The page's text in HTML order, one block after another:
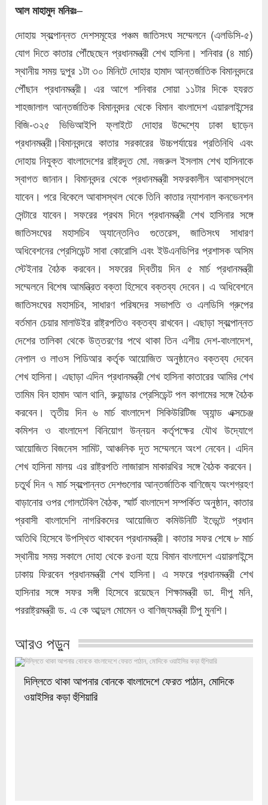
আল মাহামুদ মনিরঃ–
দোহায় স্বল্পোন্নত দেশসমূহের পঞ্চম জাতিসংঘ সম্মেলনে (এলডিসি-৫)
যোগ দিতে কাতার পৌঁছেছেন প্রধানমন্ত্রী শেখ হাসিনা। শনিবার (৪ মার্চ)
স্থানীয় সময় দুপুর ১টা ৩০ মিনিটে দোহার হামাদ আন্তর্জাতিক বিমানবন্দরে
পৌঁছান প্রধানমন্ত্রী। এর আগে শনিবার সোয়া ১১টার দিকে হযরত
শাহজালাল আন্তর্জাতিক বিমানবন্দর থেকে বিমান বাংলাদেশ এয়ারলাইন্সের
বিজি-৩২৫ ভিভিআইপি ফ্লাইটে দোহার উদ্দেশ্যে ঢাকা ছাড়েন
প্রধানমন্ত্রী।বিমানবন্দরে কাতার সরকারের উচ্চপর্যায়ের প্রতিনিধি এবং
দোহায় নিযুক্ত বাংলাদেশের রাষ্ট্রদূত মো. নজরুল ইসলাম শেখ হাসিনাকে
স্বাগত জানান। বিমানবন্দর থেকে প্রধানমন্ত্রী সফরকালীন আবাসস্থলে
যাবেন। পরে বিকেলে আবাসস্থল থেকে তিনি কাতার ন্যাশনাল কনভেনশন
সেন্টারে যাবেন। সফরের প্রথম দিনে প্রধানমন্ত্রী শেখ হাসিনার সঙ্গে
জাতিসংঘের মহাসচিব অ্যান্তেনিও গুতেরেস, জাতিসংঘ সাধারণ
অধিবেশনের প্রেসিডেন্ট সাবা কোরোসি এবং ইউএনডিপির প্রশাসক অসিম
স্টেইনার বৈঠক করবেন। সফরের দ্বিতীয় দিন ৫ মার্চ প্রধানমন্ত্রী
সম্মেলনে বিশেষ আমন্ত্রিত বক্তা হিসেবে বক্তব্য দেবেন। এ অধিবেশনে
জাতিসংঘের মহাসচিব, সাধারণ পরিষদের সভাপতি ও এলডিসি গ্রুপের
বর্তমান চেয়ার মালাউইর রাষ্ট্রপতিও বক্তব্য রাখবেন। এছাড়া স্বল্পোন্নত
দেশের তালিকা থেকে উত্তরণের পথে থাকা তিন এশীয় দেশ-বাংলাদেশ,
নেপাল ও লাওস পিডিআর কর্তৃক আয়োজিত অনুষ্ঠানেও বক্তব্য দেবেন
শেখ হাসিনা। এছাড়া এদিন প্রধানমন্ত্রী শেখ হাসিনা কাতারের আমির শেখ
তামিম বিন হামাদ আল থানি, রুয়ান্ডার প্রেসিডেন্ট পল কাগামের সঙ্গে বৈঠক
করবেন। তৃতীয় দিন ৬ মার্চ বাংলাদেশ সিকিউরিটিজ অ্যান্ড এক্সচেঞ্জ
কমিশন ও বাংলাদেশ বিনিয়োগ উন্নয়ন কর্তৃপক্ষের যৌথ উদ্যোগে
আয়োজিত বিজনেস সামিট, আঞ্চলিক দূত সম্মেলনে অংশ নেবেন। এদিন
শেখ হাসিনা মালয় এর রাষ্ট্রপতি লাজারাস মাকারথির সঙ্গে বৈঠক করবেন।
চতুর্থ দিন ৭ মার্চ স্বল্পোন্নত দেশগুলোর আন্তর্জাতিক বাণিজ্যে অংশগ্রহণ
বাড়ানোর ওপর গোলটেবিল বৈঠক, স্মার্ট বাংলাদেশ সম্পর্কিত অনুষ্ঠান, কাতার
প্রবাসী বাংলাদেশি নাগরিকদের আয়োজিত কমিউনিটি ইভেন্টে প্রধান
অতিথি হিসেবে উপস্থিত থাকবেন প্রধানমন্ত্রী। কাতার সফর শেষে ৮ মার্চ
স্থানীয় সময় সকালে দোহা থেকে রওনা হয়ে বিমান বাংলাদেশ এয়ারলাইন্সে
ঢাকায় ফিরবেন প্রধানমন্ত্রী শেখ হাসিনা। এ সফরে প্রধানমন্ত্রী শেখ
হাসিনার সঙ্গে সফর সঙ্গী হিসেবে রয়েছেন শিক্ষামন্ত্রী ডা. দীপু মনি,
পররাষ্ট্রমন্ত্রী ড. এ কে আব্দুল মোমেন ও বাণিজ্যমন্ত্রী টিপু মুনশি।
আরও পড়ুন
দিল্লিতে থাকা আপনার বোনকে বাংলাদেশে ফেরত পাঠান, মোদিকে
ওয়াইসির কড়া হুঁশিয়ারি